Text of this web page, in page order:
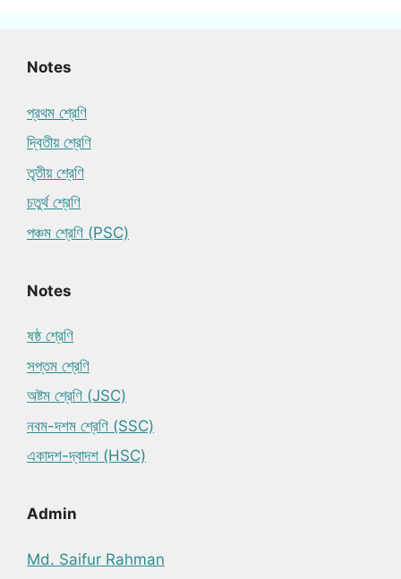
Notes
প্রথম শ্রেণি
দ্বিতীয় শ্রেণি
তৃতীয় শ্রেণি
চতুর্থ শ্রেণি
পঞ্চম শ্রেণি (PSC)
Notes
ষষ্ঠ শ্রেণি
সপ্তম শ্রেণি
অষ্টম শ্রেণি (JSC)
নবম-দশম শ্রেণি (SSC)
একাদশ-দ্বাদশ (HSC)
Admin
Md. Saifur Rahman